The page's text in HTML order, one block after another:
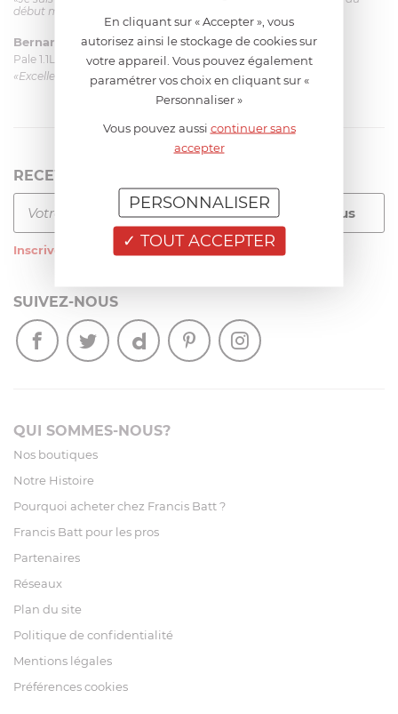
début mais ça le fait. La livraison a été très rapide. ...»
Bernard le 23/06/2026 à 09:43
Pale 1.1L pour Glacier Magimix 11031/121/123/124
«Excellent: produit et livraison»
RECEVEZ LA NEWSLETTER
Inscrivez-vous à notre newsletter
SUIVEZ-NOUS
QUI SOMMES-NOUS?
Nos boutiques
Notre Histoire
Pourquoi acheter chez Francis Batt ?
Francis Batt pour les pros
Partenaires
Réseaux
Plan du site
Politique de confidentialité
Mentions légales
Préférences cookies
En cliquant sur « Accepter », vous
autorisez ainsi le stockage de cookies sur
votre appareil. Vous pouvez également
paramétrer vos choix en cliquant sur «
Personnaliser »
Vous pouvez aussi continuer sans
accepter
TOUT ACCEPTER
PERSONNALISER